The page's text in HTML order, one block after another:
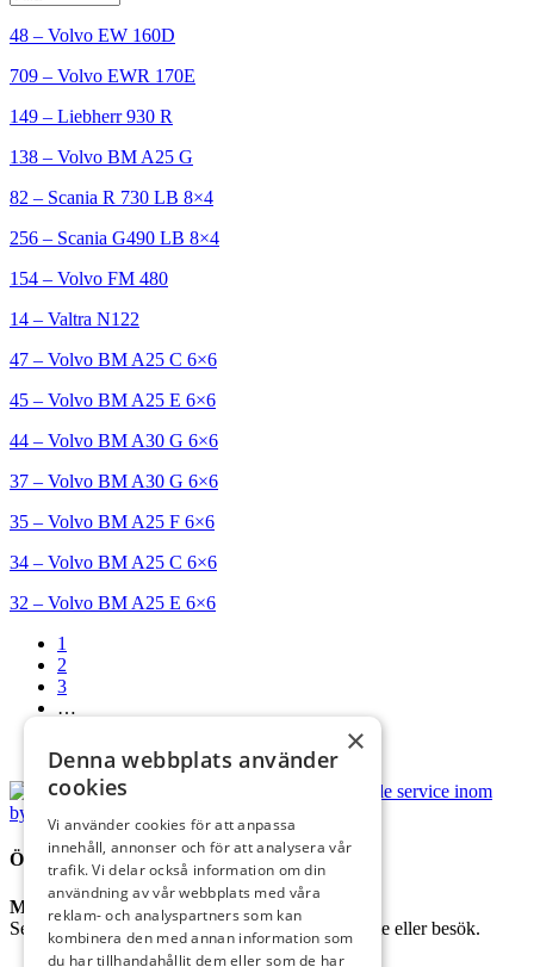
48 – Volvo EW 160D
709 – Volvo EWR 170E
149 – Liebherr 930 R
138 – Volvo BM A25 G
82 – Scania R 730 LB 8×4
256 – Scania G490 LB 8×4
154 – Volvo FM 480
14 – Valtra N122
47 – Volvo BM A25 C 6×6
45 – Volvo BM A25 E 6×6
44 – Volvo BM A30 G 6×6
37 – Volvo BM A30 G 6×6
35 – Volvo BM A25 F 6×6
34 – Volvo BM A25 C 6×6
32 – Volvo BM A25 E 6×6
1
2
3
…
Nästa sida →
ÖPPETTIDER
Mån – Fre
07:00-16:00
Se kontaktuppgifter nedan för att boka tid för möte eller besök.
×
Denna webbplats använder
cookies
Vi använder cookies för att anpassa
innehåll, annonser och för att analysera vår
trafik. Vi delar också information om din
användning av vår webbplats med våra
reklam- och analyspartners som kan
kombinera den med annan information som
du har tillhandahållit dem eller som de har